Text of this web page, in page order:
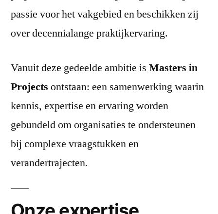
passie voor het vakgebied en beschikken zij
over decennialange praktijkervaring.
Vanuit deze gedeelde ambitie is Masters in
Projects ontstaan: een samenwerking waarin
kennis, expertise en ervaring worden
gebundeld om organisaties te ondersteunen
bij complexe vraagstukken en
verandertrajecten.